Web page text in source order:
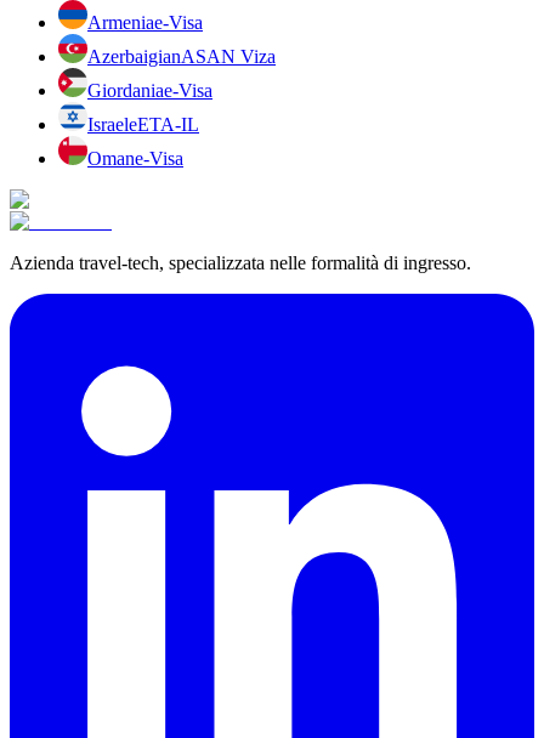
Armeniae-Visa
AzerbaigianASAN Viza
Giordaniae-Visa
IsraeleETA-IL
Omane-Visa
Azienda travel-tech, specializzata nelle formalità di ingresso.